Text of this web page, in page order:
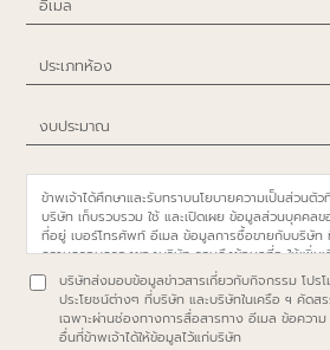
ประเภทห้อง
งบประมาณ
ข้าพเจ้าได้ศึกษาและรับทราบนโยบายความเป็นส่วน
บริษัท เก็บรวบรวม ใช้ และเปิดเผย ข้อมูลส่วนบุคคล
ที่อยู่ เบอร์โทรศัพท์ อีเมล ข้อมูลการซื้อขายกับบริษัท
ความครอบครองของบริษัท รวมถึงข้อมูลที่จะให้เพิ่ม
เครือตามรายชื่อที่ระบุในhttps://
หรือบุคคล นิติบุคคลอื่น สถาบันการเงินใดที่จำเป็น
ข้าพเจ้าได้ทำไว้กับบริษัท และเพื่อวัตถุประสงค์ดังต่อ
บริษัทส่งมอบข้อมูลข่าวสารเกี่ยวกับกิจกรรม โป
ประโยชน์ต่างๆ ที่บริษัท และบริษัทในเครือ ฯ คัดส
เฉพาะผ่านช่องทางการสื่อสารทาง อีเมล ข้อควา
อื่นที่ข้าพเจ้าได้ให้ข้อมูลไว้แก่บริษัท